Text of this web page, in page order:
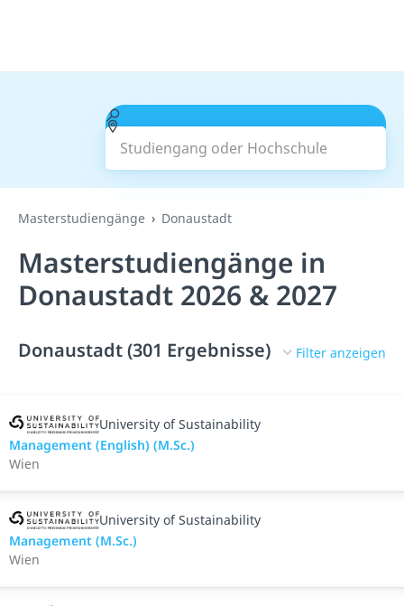
Studiengang oder Hochschule
Suchen
Masterstudiengänge Donaustadt
Masterstudiengänge in
Donaustadt 2026 & 2027
Donaustadt (301 Ergebnisse) Filter anzeigen
University of Sustainability
Management (English) (M.Sc.)
Wien
University of Sustainability
Management (M.Sc.)
Wien